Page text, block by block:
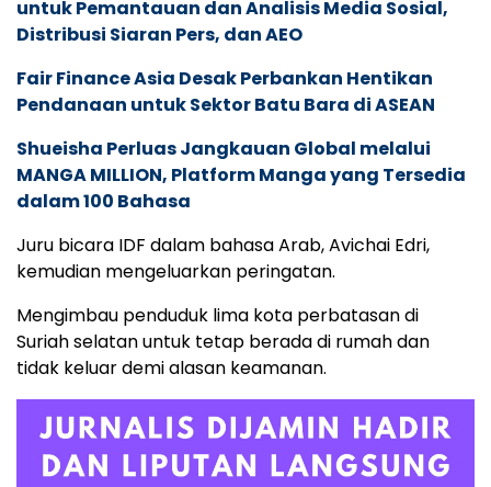
untuk Pemantauan dan Analisis Media Sosial,
Distribusi Siaran Pers, dan AEO
Fair Finance Asia Desak Perbankan Hentikan
Pendanaan untuk Sektor Batu Bara di ASEAN
Shueisha Perluas Jangkauan Global melalui
MANGA MILLION, Platform Manga yang Tersedia
dalam 100 Bahasa
Juru bicara IDF dalam bahasa Arab, Avichai Edri,
kemudian mengeluarkan peringatan.
Mengimbau penduduk lima kota perbatasan di
Suriah selatan untuk tetap berada di rumah dan
tidak keluar demi alasan keamanan.